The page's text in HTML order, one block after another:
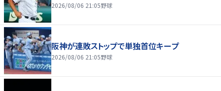
2026/08/06 21:05野球
阪神が連敗ストップで単独首位キープ
2026/08/06 21:05野球